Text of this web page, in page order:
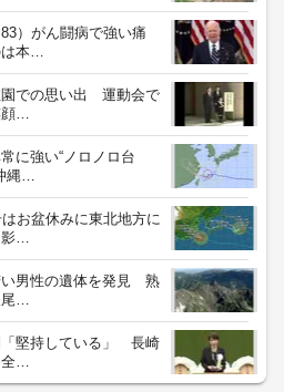
）がん闘病で強い痛
本…
園での思い出 運動会で
顔…
に強い“ノロノロ台
縄…
はお盆休みに東北地方に
影…
い男性の遺体を発見 熟
尾…
堅持している」 長崎
全…